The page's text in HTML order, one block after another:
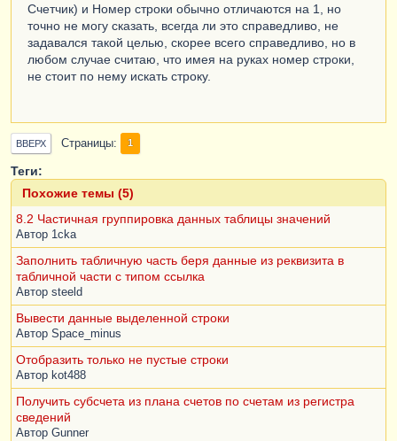
Счетчик) и Номер строки обычно отличаются на 1, но
точно не могу сказать, всегда ли это справедливо, не
задавался такой целью, скорее всего справедливо, но в
любом случае считаю, что имея на руках номер строки,
не стоит по нему искать строку.
ВВЕРХ Страницы 1
Теги:
Похожие темы (5)
8.2 Частичная группировка данных таблицы значений
Автор 1cka
Заполнить табличную часть беря данные из реквизита в
табличной части с типом ссылка
Автор steeld
Вывести данные выделенной строки
Автор Space_minus
Отобразить только не пустые строки
Автор kot488
Получить субсчета из плана счетов по счетам из регистра
сведений
Автор Gunner